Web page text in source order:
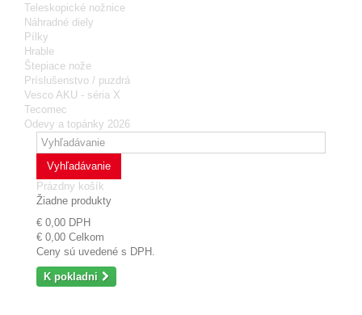
Teleskopické nožnice
Náhradné diely
Pílky
Hrable
Štepiace nože
Príslušenstvo / puzdrá
Vesco AKU - séria X
Tecomec
Odevy a topánky 2026
Vyhľadávanie
Prázdny košík
Žiadne produkty
€ 0,00 DPH
€ 0,00 Celkom
Ceny sú uvedené s DPH.
K pokladni